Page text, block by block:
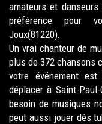
amateurs et
préférence pour
Joux(81220).
Un vrai chanteur de
plus de 372 chansons
votre événement
déplacer à Saint-
besoin de musiques
peut aussi jouer dés